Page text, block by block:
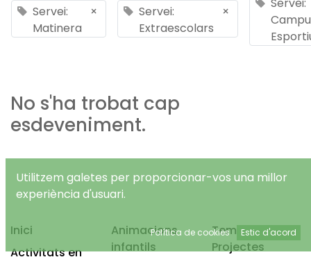
Servei:
Matinera
×
Servei:
Extraescolars
×
No s'ha trobat cap
esdeveniment.
Inici
Activitats en
Animacions
infantils
Temps Lliure
Projectes
Utilitzem galetes per proporcionar-vos una millor
experiència d'usuari.
Política de cookies Estic d'acord